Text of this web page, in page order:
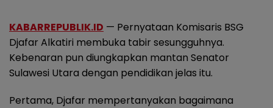
KABARREPUBLIK.ID — Pernyataan Komisaris BSG
Djafar Alkatiri membuka tabir sesungguhnya.
Kebenaran pun diungkapkan mantan Senator
Sulawesi Utara dengan pendidikan jelas itu.
Pertama, Djafar mempertanyakan bagaimana